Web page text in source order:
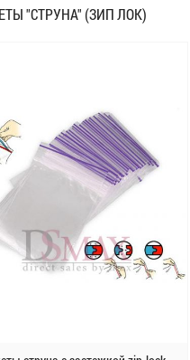
"СТРУНА" (ЗИП ЛОК)